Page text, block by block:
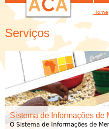
Serviços
Sistema de Informações de
O Sistema de Informações de
Home